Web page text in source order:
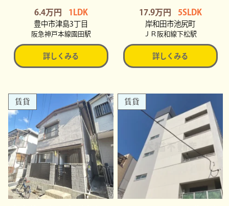
6.4万円 1LDK
豊中市津島3丁目
阪急神戸本線園田駅
詳しくみる
17.9万円 5SLDK
岸和田市池尻町
ＪＲ阪和線下松駅
詳しくみる
賃貸 賃貸